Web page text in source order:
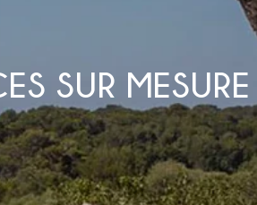
SUR MESURE